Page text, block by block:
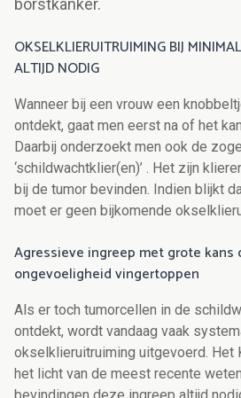
borstkanker.
OKSELKLIERUITRUIMING BIJ
ALTIJD NODIG
Wanneer bij een vrouw een
ontdekt, gaat men eerst na of het
Daarbij onderzoekt men ook de
‘schildwachtklier(en)’ . Het zijn
bij de tumor bevinden. Indien blijkt
moet er geen bijkomende
Agressieve ingreep met grote kans
ongevoeligheid vingertoppen
Als er toch tumorcellen in de
ontdekt, wordt vandaag vaak
okselklieruitruiming uitgevoerd. Het
het licht van de meest recente